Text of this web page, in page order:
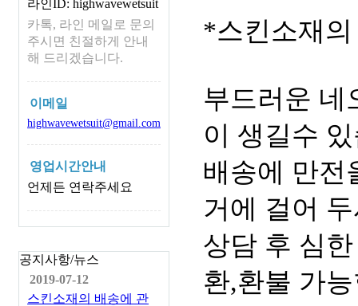
라인ID: highwavewetsuit
카톡, 라인 메일로 문의
주시면 친절하게 안내
해 드리겠습니다.
이메일
highwavewetsuit@gmail.com
영업시간안내
언제든 연락주세요
공지사항/뉴스
2019-07-12
스킨소재의 배송에 관
*스킨소재
부드러운 네
이 생길수
배송에 만전
거에 걸어
상담 후 심
환,환불 가